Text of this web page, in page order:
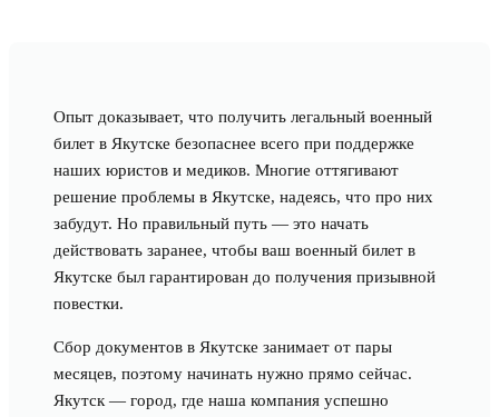
Опыт доказывает, что получить легальный военный
билет в Якутске безопаснее всего при поддержке
наших юристов и медиков. Многие оттягивают
решение проблемы в Якутске, надеясь, что про них
забудут. Но правильный путь — это начать
действовать заранее, чтобы ваш военный билет в
Якутске был гарантирован до получения призывной
повестки.
Сбор документов в Якутске занимает от пары
месяцев, поэтому начинать нужно прямо сейчас.
Якутск — город, где наша компания успешно